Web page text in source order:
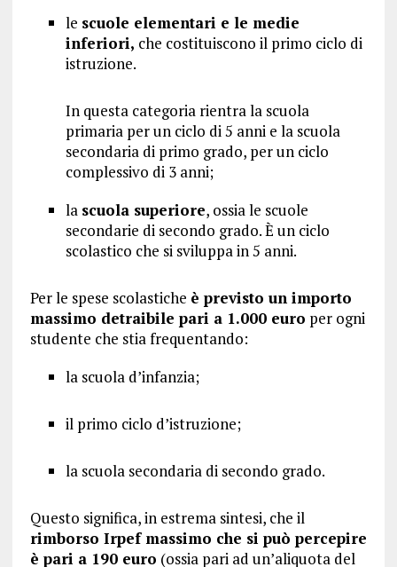
le scuole elementari e le medie
inferiori, che costituiscono il primo ciclo di
istruzione.
In questa categoria rientra la scuola
primaria per un ciclo di 5 anni e la scuola
secondaria di primo grado, per un ciclo
complessivo di 3 anni;
la scuola superiore, ossia le scuole
secondarie di secondo grado. È un ciclo
scolastico che si sviluppa in 5 anni.
Per le spese scolastiche è previsto un importo
massimo detraibile pari a 1.000 euro per ogni
studente che stia frequentando:
la scuola d’infanzia;
il primo ciclo d’istruzione;
la scuola secondaria di secondo grado.
Questo significa, in estrema sintesi, che il
rimborso Irpef massimo che si può percepire
è pari a 190 euro (ossia pari ad un’aliquota del